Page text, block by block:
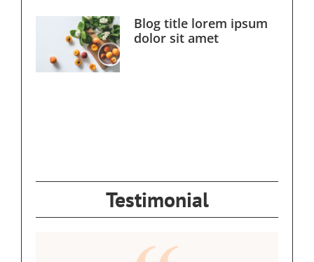
Blog title lorem ipsum
dolor sit amet
Testimonial